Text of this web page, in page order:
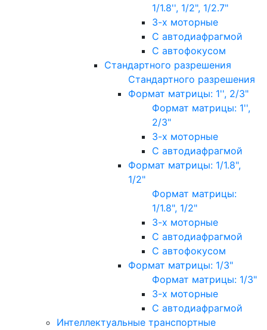
1/1.8'', 1/2", 1/2.7"
3-х моторные
С автодиафрагмой
С автофокусом
Стандартного разрешения
Стандартного разрешения
Формат матрицы: 1'', 2/3"
Формат матрицы: 1'',
2/3"
3-х моторные
С автодиафрагмой
Формат матрицы: 1/1.8",
1/2"
Формат матрицы:
1/1.8", 1/2"
3-х моторные
С автодиафрагмой
С автофокусом
Формат матрицы: 1/3"
Формат матрицы: 1/3"
3-х моторные
С автодиафрагмой
Интеллектуальные транспортные